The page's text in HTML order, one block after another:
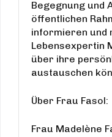
Begegnung und
öffentlichen
informieren und
Lebensexpertin
über ihre
austauschen
Über Frau Fasol:
Frau Madelène